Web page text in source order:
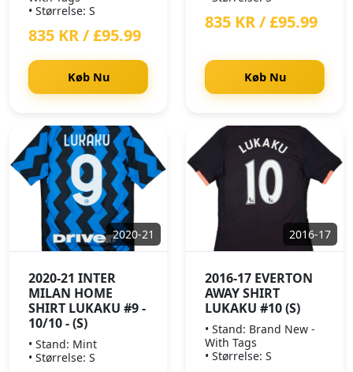
• Størrelse: S
835 KR / £95.99
Køb Nu
835 KR / £95.99
Køb Nu
2020-21
2020-21 INTER
MILAN HOME
SHIRT LUKAKU #9 -
10/10 - (S)
• Stand: Mint
• Størrelse: S
2016-17
2016-17 EVERTON
AWAY SHIRT
LUKAKU #10 (S)
• Stand: Brand New -
With Tags
• Størrelse: S